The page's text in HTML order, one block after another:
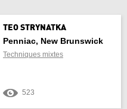
TEO STRYNATKA
Penniac, New Brunswick
Techniques mixtes
523